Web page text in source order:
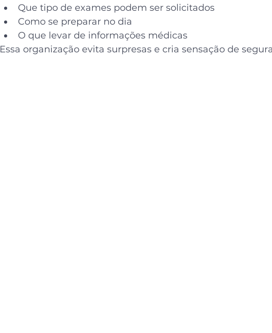
Que tipo de exames podem ser solicitados
Como se preparar no dia
O que levar de informações médicas
Essa organização evita surpresas e cria sensação de